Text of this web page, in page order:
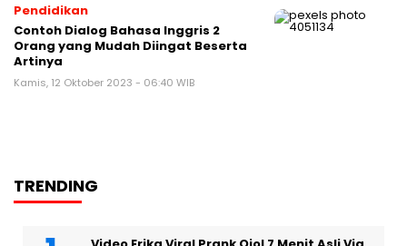
Pendidikan
Contoh Dialog Bahasa Inggris 2
Orang yang Mudah Diingat Beserta
Artinya
Kamis, 12 Oktober 2023 - 06:40 WIB
TRENDING